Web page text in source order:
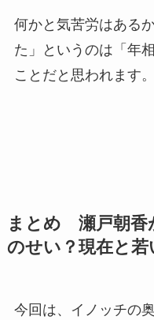
何かと気苦労はある
た」というのは「年
ことだと思われます。
まとめ 瀬戸朝香
のせい？現在と若
今回は、イノッチの